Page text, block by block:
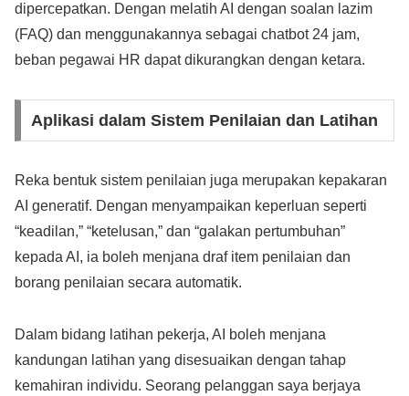
dipercepatkan. Dengan melatih AI dengan soalan lazim
(FAQ) dan menggunakannya sebagai chatbot 24 jam,
beban pegawai HR dapat dikurangkan dengan ketara.
Aplikasi dalam Sistem Penilaian dan Latihan
Reka bentuk sistem penilaian juga merupakan kepakaran
AI generatif. Dengan menyampaikan keperluan seperti
“keadilan,” “ketelusan,” dan “galakan pertumbuhan”
kepada AI, ia boleh menjana draf item penilaian dan
borang penilaian secara automatik.
Dalam bidang latihan pekerja, AI boleh menjana
kandungan latihan yang disesuaikan dengan tahap
kemahiran individu. Seorang pelanggan saya berjaya